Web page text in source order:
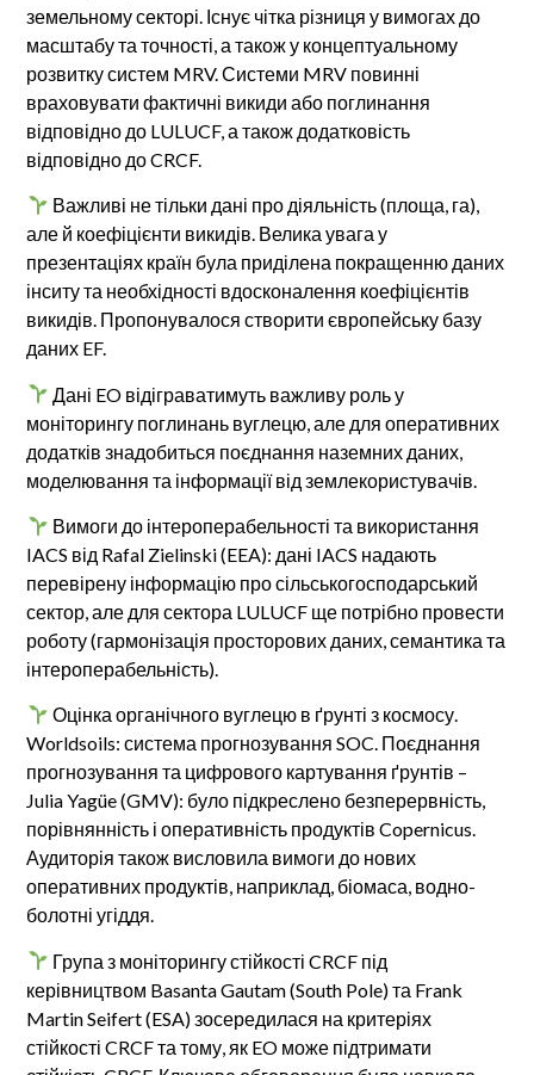
земельному секторі. Існує чітка різниця у вимогах до
масштабу та точності, а також у концептуальному
розвитку систем MRV. Системи MRV повинні
враховувати фактичні викиди або поглинання
відповідно до LULUCF, а також додатковість
відповідно до CRCF.
Важливі не тільки дані про діяльність (площа, га),
але й коефіцієнти викидів. Велика увага у
презентаціях країн була приділена покращенню даних
інситу та необхідності вдосконалення коефіцієнтів
викидів. Пропонувалося створити європейську базу
даних EF.
Дані EO відіграватимуть важливу роль у
моніторингу поглинань вуглецю, але для оперативних
додатків знадобиться поєднання наземних даних,
моделювання та інформації від землекористувачів.
Вимоги до інтероперабельності та використання
IACS від Rafal Zielinski (EEA): дані IACS надають
перевірену інформацію про сільськогосподарський
сектор, але для сектора LULUCF ще потрібно провести
роботу (гармонізація просторових даних, семантика та
інтероперабельність).
Оцінка органічного вуглецю в ґрунті з космосу.
Worldsoils: система прогнозування SOC. Поєднання
прогнозування та цифрового картування ґрунтів –
Julia Yagüe (GMV): було підкреслено безперервність,
порівнянність і оперативність продуктів Copernicus.
Аудиторія також висловила вимоги до нових
оперативних продуктів, наприклад, біомаса, водно-
болотні угіддя.
Група з моніторингу стійкості CRCF під
керівництвом Basanta Gautam (South Pole) та Frank
Martin Seifert (ESA) зосередилася на критеріях
стійкості CRCF та тому, як EO може підтримати